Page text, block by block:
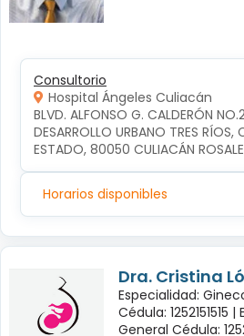
Consultorio
Hospital Ángeles Culiacán
BLVD. ALFONSO G. CALDERÓN
DESARROLLO URBANO TRES RÍOS,
ESTADO, 80050 CULIACÁN
Horarios disponibles
Dra. Cristina
Especialidad:
Cédula: 1252151515 |
General Cédula: